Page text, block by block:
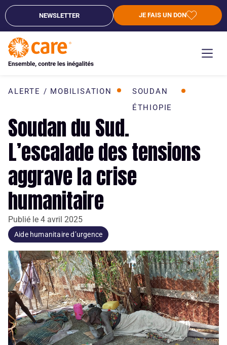
NEWSLETTER JE FAIS UN DON
ALERTE / MOBILISATION
SOUDAN
ÉTHIOPIE
Soudan du Sud.
L’escalade des tensions
aggrave la crise
humanitaire
Publié le 4 avril 2025
Aide humanitaire d’urgence